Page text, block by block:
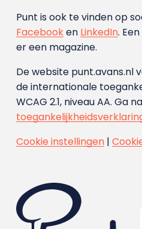
Punt is ook te vinden op
Facebooken LinkedIn.
er een magazine.
De website punt.avans.nl
de internationale
WCAG 2.1, niveau AA. Ga
Cookie instellingen|